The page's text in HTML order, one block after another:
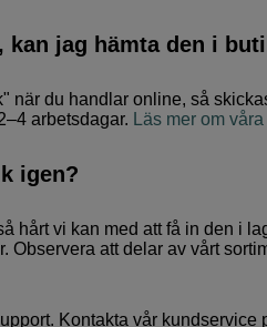
jag hämta den i
när du handlar online, så
arbetsdagar.
Läs mer om
igen?
hårt vi kan med att få in den i
att delar av vårt
Kontakta vår kundservice